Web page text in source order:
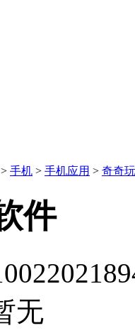
> 手机 > 手机应用 > 奇奇
件
无